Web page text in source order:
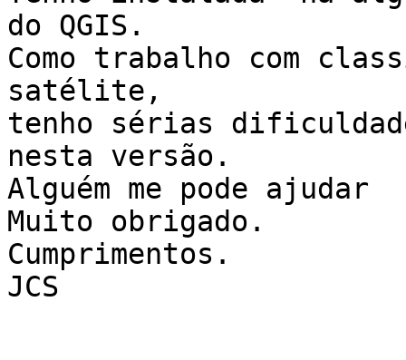
do QGIS.
Como trabalho com
satélite,
tenho sérias
nesta versão.
Alguém me pode
Muito obrigado.
Cumprimentos.
JCS